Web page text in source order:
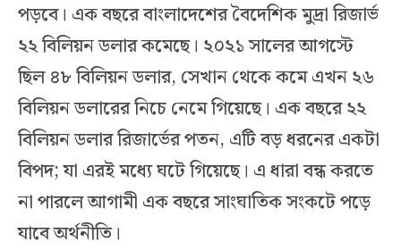
পড়বে। এক বছরে বাংলাদেশের বৈদেশিক মুদ্রা রিজার্ভ
২২ বিলিয়ন ডলার কমেছে। ২০২১ সালের আগস্টে
ছিল ৪৮ বিলিয়ন ডলার, সেখান থেকে কমে এখন ২৬
বিলিয়ন ডলারের নিচে নেমে গিয়েছে। এক বছরে ২২
বিলিয়ন ডলার রিজার্ভের পতন, এটি বড় ধরনের একটা
বিপদ; যা এরই মধ্যে ঘটে গিয়েছে। এ ধারা বন্ধ করতে
না পারলে আগামী এক বছরে সাংঘাতিক সংকটে পড়ে
যাবে অর্থনীতি।